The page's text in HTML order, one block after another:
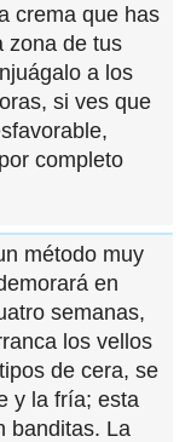
crema que has
zona de tus
a los
si ves que
completo
método muy
en
semanas,
los vellos
de cera, se
y la fría; esta
banditas. La